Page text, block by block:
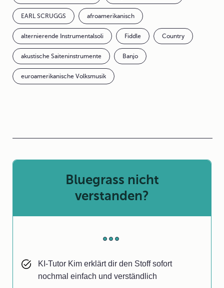
EARL SCRUGGS afroamerikanisch
alternierende Instrumentalsoli Fiddle Country
akustische Saiteninstrumente Banjo
euroamerikanische Volksmusik
Bluegrass nicht
verstanden?
KI-Tutor Kim erklärt dir den Stoff sofort
nochmal einfach und verständlich